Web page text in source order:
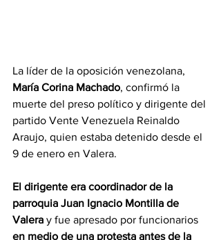
La líder de la oposición venezolana,
María Corina Machado, confirmó la
muerte del preso político y dirigente del
partido Vente Venezuela Reinaldo
Araujo, quien estaba detenido desde el
9 de enero en Valera.
El dirigente era coordinador de la
parroquia Juan Ignacio Montilla de
Valera y fue apresado por funcionarios
en medio de una protesta antes de la